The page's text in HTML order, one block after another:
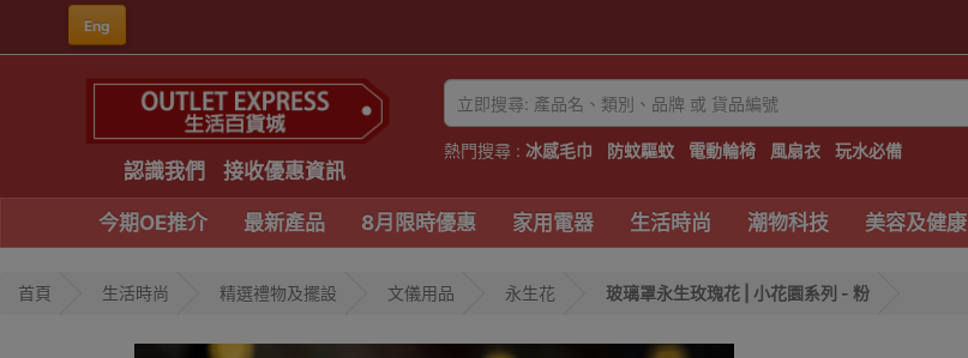
Eng
認識我們 接收優惠資訊
熱門搜尋 : 冰感毛巾 防蚊驅蚊 電動輪椅 風扇衣 玩水必備
今期OE推介 最新產品 8月限時優惠 家用電器 生活時尚 潮物科技 美容及健康
首頁 生活時尚 精選禮物及擺設 文儀用品 永生花 玻璃罩永生玫瑰花 | 小花園系列 - 粉